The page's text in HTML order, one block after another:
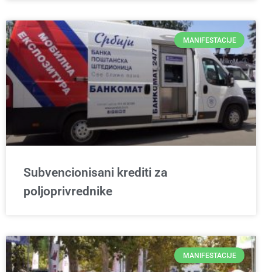
MANIFESTACIJE
Subvencionisani krediti za
poljoprivrednike
MANIFESTACIJE